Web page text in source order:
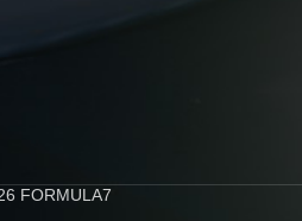
FORMULA7